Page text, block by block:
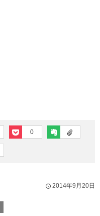
0
2014年9月20日